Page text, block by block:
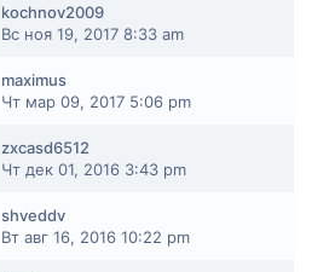
kochnov2009
Вс ноя 19, 2017 8:33 am
maximus
Чт мар 09, 2017 5:06 pm
zxcasd6512
Чт дек 01, 2016 3:43 pm
shveddv
Вт авг 16, 2016 10:22 pm